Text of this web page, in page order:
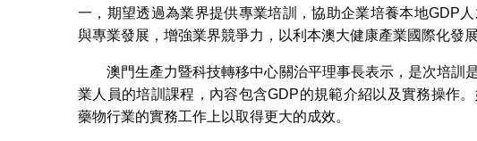
一，期望透過為業界提供專業培訓，協助企業培養本地GDP
與專業發展，增強業界競爭力，以利本澳大健康產業國際化發展
澳門生產力暨科技轉移中心關治平理事長表示，是次培訓
業人員的培訓課程，內容包含GDP的規範介紹以及實務操作
藥物行業的實務工作上以取得更大的成效。